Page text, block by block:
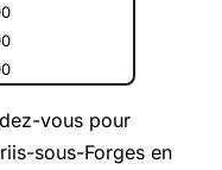
vous pour
sous-Forges en